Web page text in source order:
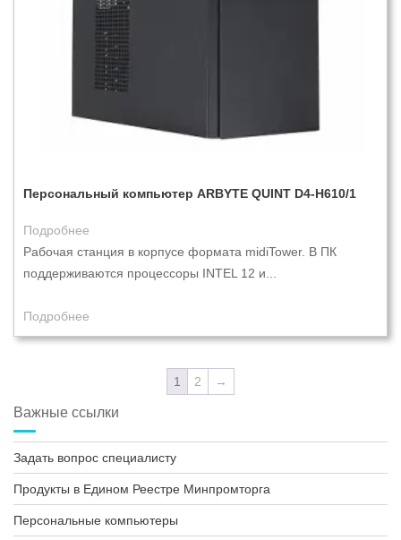
Персональный компьютер ARBYTE QUINT D4-H610/1
Подробнее
Рабочая станция в корпусе формата midiTower. В ПК
поддерживаются процессоры INTEL 12 и...
Подробнее
1 2 →
Важные ссылки
Задать вопрос специалисту
Продукты в Едином Реестре Минпромторга
Персональные компьютеры